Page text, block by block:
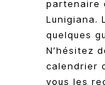
partenaire
Lunigiana.
quelques
N’hésitez
calendrier
vous les